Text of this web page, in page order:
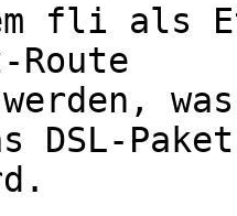
fli als
DSL-Paket